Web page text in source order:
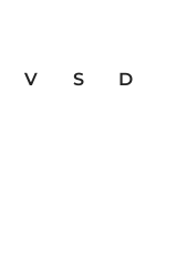
V S
D